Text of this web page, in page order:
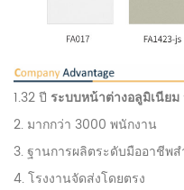
1.32 ปี ระบบหน้าต่างอลูมิเนียม
2. มากกว่า 3000 พนักงาน
3. ฐานการผลิตระดับมืออาชีพ
4. โรงงานจัดส่งโดยตรง